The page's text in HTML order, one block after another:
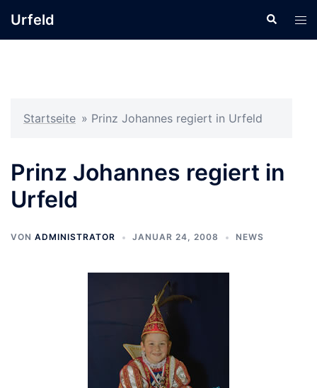
InhaltUrfeld Suche
Startseite » Prinz Johannes regiert in Urfeld
Prinz Johannes regiert in
Urfeld
VON ADMINISTRATOR JANUAR 24, 2008 NEWS